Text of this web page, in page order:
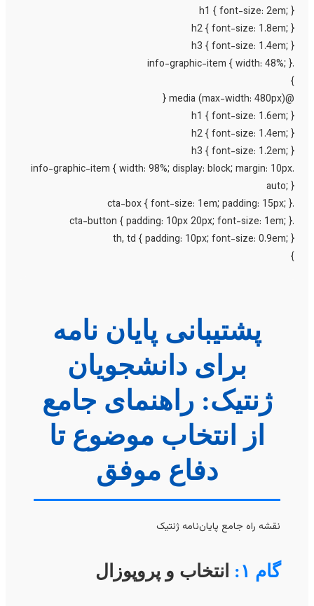
h1 { font-size: 2em;
h2 { font-size: 1.8em;
h3 { font-size: 1.4em;
h1 { font-size: 1.6em;
h2 { font-size: 1.4em;
h3 { font-size: 1.2em;
.info-graphic-item { width: 98%; display: block; margin: 10px
auto;
th, td { padding: 10px; font-size: 0.9em;
پشتیبانی پایان نامه
برای دانشجویان
ژنتیک: راهنمای جامع
از انتخاب موضوع تا
دفاع موفق
نقشه راه جامع پایان‌نامه ژنتیک
گام ۱: انتخاب و پروپوزال